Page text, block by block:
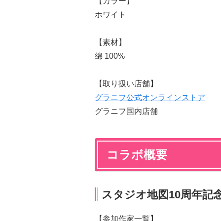
ホワイト
【素材】
綿 100%
【取り扱い店舗】
グラニフ公式オンラインストア
グラニフ国内店舗
コラボ概要
スタジオ地図10周年記
【参加作家一覧】